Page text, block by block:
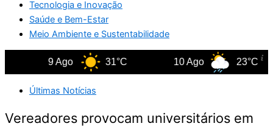
Tecnologia e Inovação
Saúde e Bem-Estar
Meio Ambiente e Sustentabilidade
9 Ago 31°C 10 Ago 23°C
Últimas Notícias
Vereadores provocam universitários em